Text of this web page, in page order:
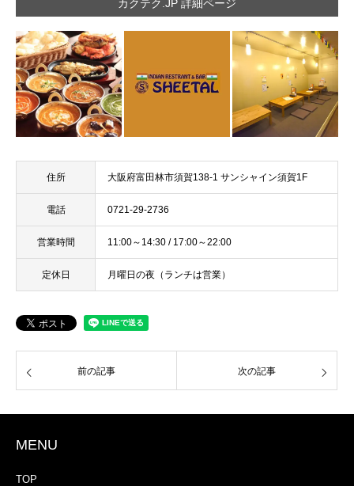
カクテク.JP 詳細ページ
住所 大阪府富田林市須賀138-1 サンシャイン須賀1F
電話 0721-29-2736
営業時間 11:00～14:30 / 17:00～22:00
定休日 月曜日の夜（ランチは営業）
前の記事 次の記事
MENU
TOP